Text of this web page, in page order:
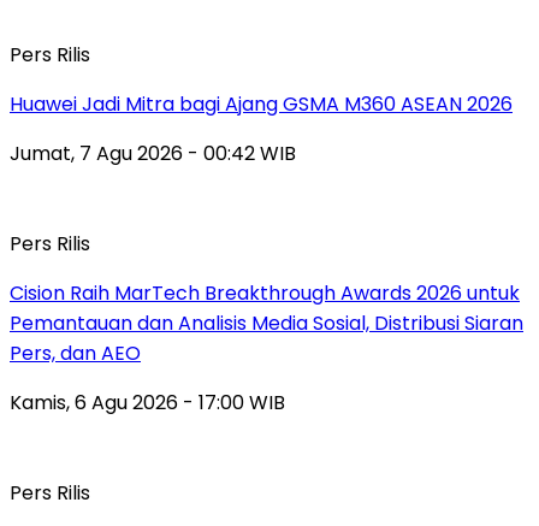
Pers Rilis
Huawei Jadi Mitra bagi Ajang GSMA M360 ASEAN 2026
Jumat, 7 Agu 2026 - 00:42 WIB
Pers Rilis
Cision Raih MarTech Breakthrough Awards 2026 untuk
Pemantauan dan Analisis Media Sosial, Distribusi Siaran
Pers, dan AEO
Kamis, 6 Agu 2026 - 17:00 WIB
Pers Rilis